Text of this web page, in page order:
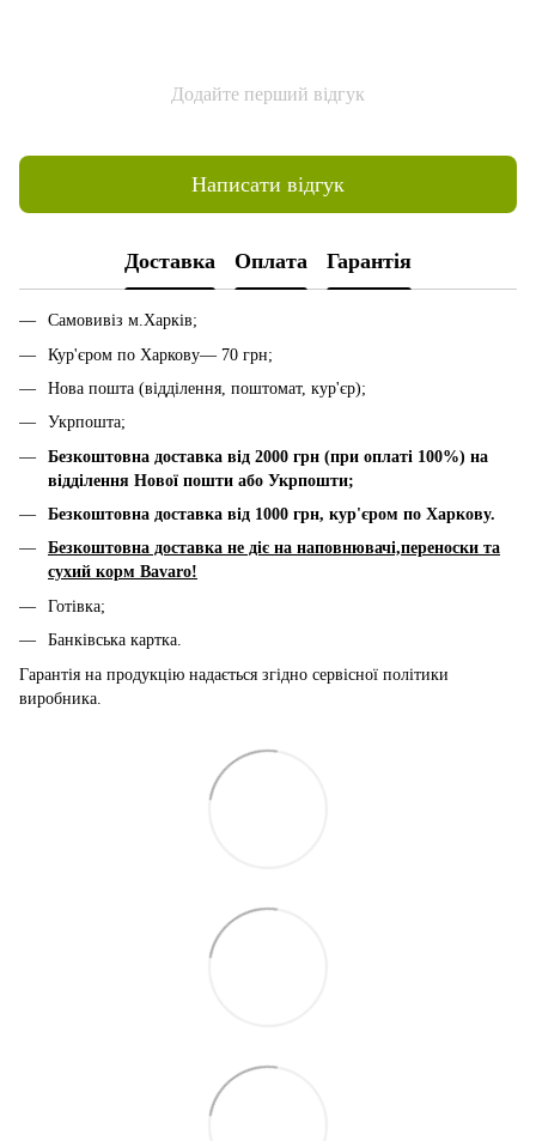
Додайте перший відгук
Написати відгук
Доставка Оплата Гарантія
Самовивіз м.Харків;
Кур'єром по Харкову— 70 грн;
Нова пошта (відділення, поштомат, кур'єр);
Укрпошта;
Безкоштовна доставка від 2000 грн (при оплаті 100%) на
відділення Нової пошти або Укрпошти;
Безкоштовна доставка від 1000 грн, кур'єром по Харкову.
Безкоштовна доставка не діє на наповнювачі,переноски та
сухий корм Bavaro!
Готівка;
Банківська картка.
Гарантія на продукцію надається згідно сервісної політики
виробника.